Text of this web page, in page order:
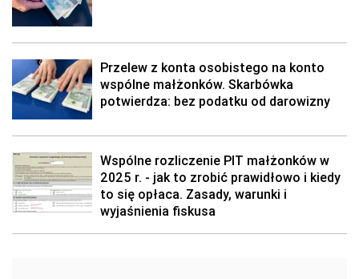
Przelew z konta osobistego na konto
wspólne małżonków. Skarbówka
potwierdza: bez podatku od darowizny
Wspólne rozliczenie PIT małżonków w
2025 r. - jak to zrobić prawidłowo i kiedy
to się opłaca. Zasady, warunki i
wyjaśnienia fiskusa